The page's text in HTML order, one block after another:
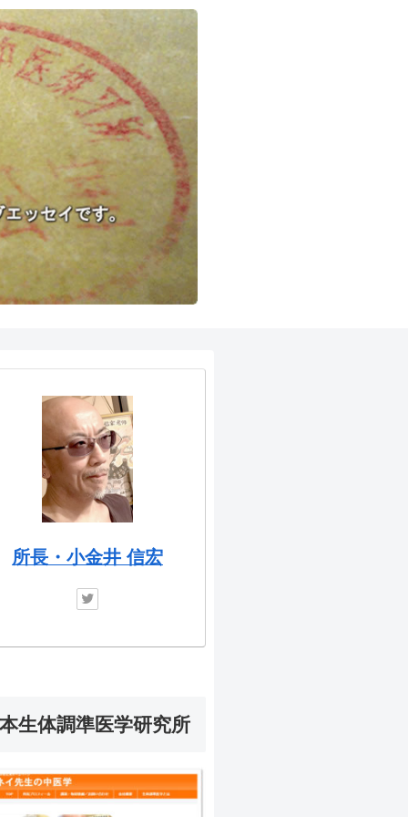
所長・小金井 信宏
生体調準医学研究所